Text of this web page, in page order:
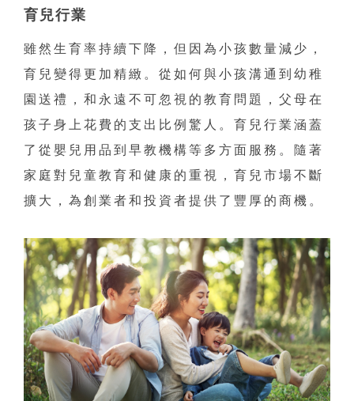
育兒行業
雖然生育率持續下降，但因為小孩數量減少，
育兒變得更加精緻。從如何與小孩溝通到幼稚
園送禮，和永遠不可忽視的教育問題，父母在
孩子身上花費的支出比例驚人。育兒行業涵蓋
了從嬰兒用品到早教機構等多方面服務。隨著
家庭對兒童教育和健康的重視，育兒市場不斷
擴大，為創業者和投資者提供了豐厚的商機。